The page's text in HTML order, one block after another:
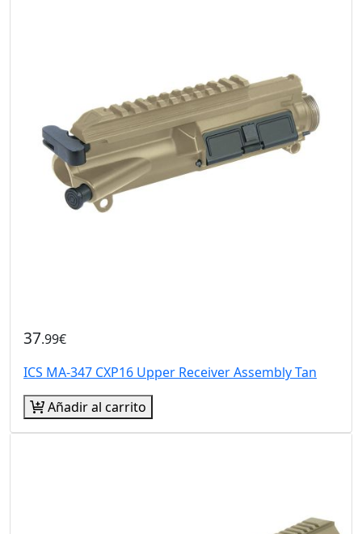
37.99€
ICS MA-347 CXP16 Upper Receiver Assembly Tan
Añadir al carrito